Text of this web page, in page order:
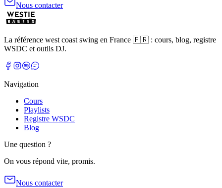
Nous contacter
La référence west coast swing en France 🇫🇷 : cours, blog, registre
WSDC et outils DJ.
Navigation
Cours
Playlists
Registre WSDC
Blog
Une question ?
On vous répond vite, promis.
Nous contacter